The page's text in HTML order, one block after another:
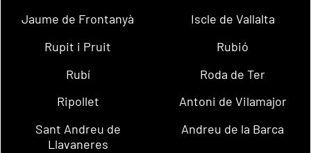
Jaume de Frontanyà
Iscle de Vallalta
Rupit i Pruit
Rubió
Rubí
Roda de Ter
Ripollet
Antoni de Vilamajor
Sant Andreu de
Llavaneres
Andreu de la Barca